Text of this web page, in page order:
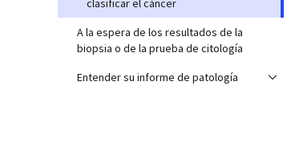
clasificar el cáncer
A la espera de los resultados de la
biopsia o de la prueba de citología
Entender su informe de patología